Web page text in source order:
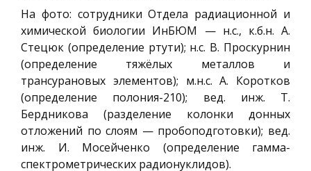
На фото: сотрудники Отдела радиационной и
химической биологии ИнБЮМ — н.с., к.б.н. А.
Стецюк (определение ртути); н.с. В. Проскурнин
(определение тяжёлых металлов и
трансурановых элементов); м.н.с. А. Коротков
(определение полония-210); вед. инж. Т.
Бердникова (разделение колонки донных
отложений по слоям — пробоподготовки); вед.
инж. И. Мосейченко (определение гамма-
спектрометрических радионуклидов).